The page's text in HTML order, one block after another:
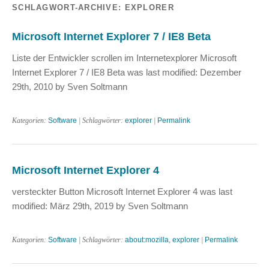
SCHLAGWORT-ARCHIVE: EXPLORER
Microsoft Internet Explorer 7 / IE8 Beta
Liste der Entwickler scrollen im Internetexplorer Microsoft
Internet Explorer 7 / IE8 Beta was last modified: Dezember
29th, 2010 by Sven Soltmann
Kategorien: Software | Schlagwörter: explorer Permalink
Microsoft Internet Explorer 4
versteckter Button Microsoft Internet Explorer 4 was last
modified: März 29th, 2019 by Sven Soltmann
Kategorien: Software | Schlagwörter: about:mozilla, explorer Permalink